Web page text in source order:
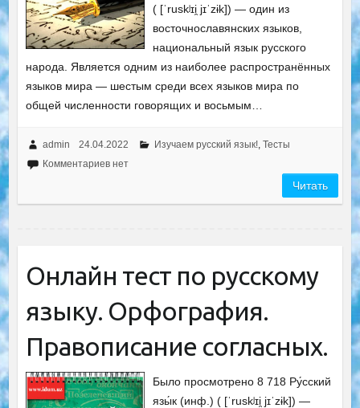
( [ˈruskʲɪi̯ jɪˈzɨk]) — один из
восточнославянских языков,
национальный язык русского
народа. Является одним из наиболее распространённых
языков мира — шестым среди всех языков мира по
общей численности говорящих и восьмым…
admin 24.04.2022 Изучаем русский язык!, Тесты
Комментариев нет
Читать
Онлайн тест по русскому
языку. Орфография.
Правописание согласных.
Было просмотрено 8 718 Ру́сский
язы́к (инф.) ( [ˈruskʲɪi̯ jɪˈzɨk]) —